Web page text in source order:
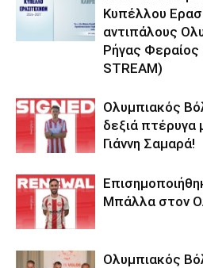
Κυπέλλου
αντιπάλους
Ρήγας Φεραίος
STREAM)
Ολυμπιακός
δεξιά πτέρυγα
Γιάννη Σαμαρά!
Μπάλλα στον
Ολυμπιακός